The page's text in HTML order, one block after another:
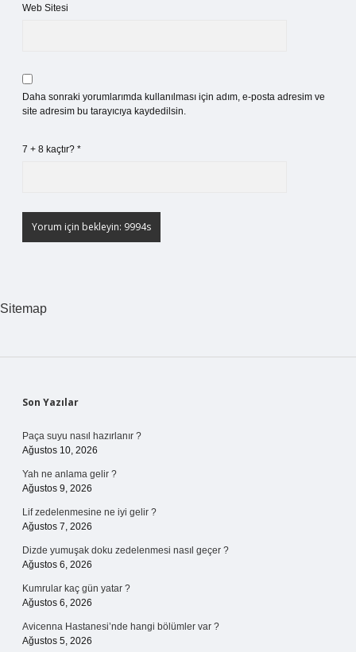
Web Sitesi
Daha sonraki yorumlarımda kullanılması için adım, e-posta adresim ve
site adresim bu tarayıcıya kaydedilsin.
7 + 8 kaçtır? *
Sitemap
Sidebar
Son Yazılar
Paça suyu nasıl hazırlanır ?
Ağustos 10, 2026
Yah ne anlama gelir ?
Ağustos 9, 2026
Lif zedelenmesine ne iyi gelir ?
Ağustos 7, 2026
Dizde yumuşak doku zedelenmesi nasıl geçer ?
Ağustos 6, 2026
Kumrular kaç gün yatar ?
Ağustos 6, 2026
Avicenna Hastanesi’nde hangi bölümler var ?
Ağustos 5, 2026